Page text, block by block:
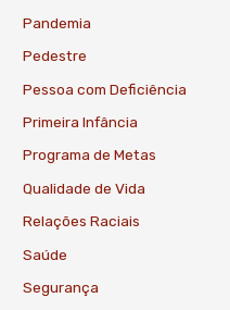
Pandemia
Pedestre
Pessoa com Deficiência
Primeira Infância
Programa de Metas
Qualidade de Vida
Relações Raciais
Saúde
Segurança